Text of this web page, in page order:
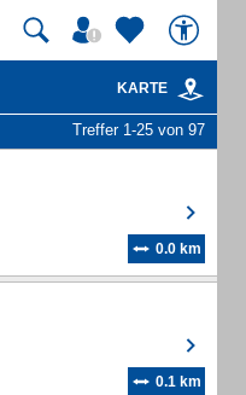
KARTE
Treffer 1-25 von 97
0.0 km
0.1 km